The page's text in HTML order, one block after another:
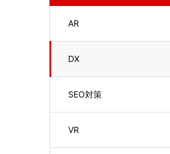
AR
DX
SEO対策
VR